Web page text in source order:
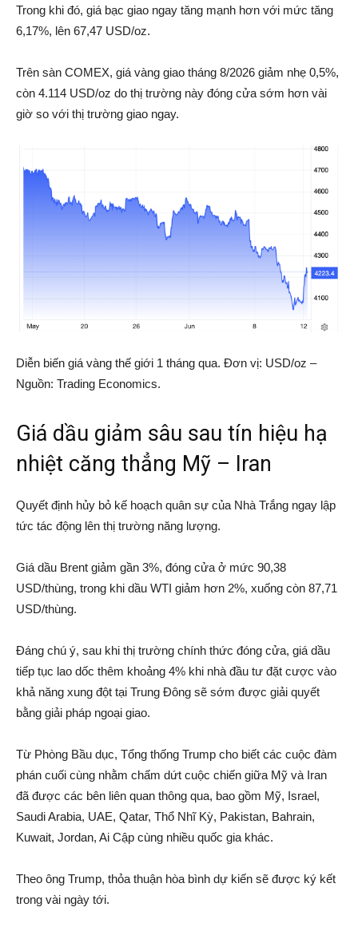
Trong khi đó, giá bạc giao ngay tăng mạnh hơn với mức tăng
6,17%, lên 67,47 USD/oz.
Trên sàn COMEX, giá vàng giao tháng 8/2026 giảm nhẹ 0,5%,
còn 4.114 USD/oz do thị trường này đóng cửa sớm hơn vài
giờ so với thị trường giao ngay.
Diễn biến giá vàng thế giới 1 tháng qua. Đơn vị: USD/oz –
Nguồn: Trading Economics.
Giá dầu giảm sâu sau tín hiệu hạ
nhiệt căng thẳng Mỹ – Iran
Quyết định hủy bỏ kế hoạch quân sự của Nhà Trắng ngay lập
tức tác động lên thị trường năng lượng.
Giá dầu Brent giảm gần 3%, đóng cửa ở mức 90,38
USD/thùng, trong khi dầu WTI giảm hơn 2%, xuống còn 87,71
USD/thùng.
Đáng chú ý, sau khi thị trường chính thức đóng cửa, giá dầu
tiếp tục lao dốc thêm khoảng 4% khi nhà đầu tư đặt cược vào
khả năng xung đột tại Trung Đông sẽ sớm được giải quyết
bằng giải pháp ngoại giao.
Từ Phòng Bầu dục, Tổng thống Trump cho biết các cuộc đàm
phán cuối cùng nhằm chấm dứt cuộc chiến giữa Mỹ và Iran
đã được các bên liên quan thông qua, bao gồm Mỹ, Israel,
Saudi Arabia, UAE, Qatar, Thổ Nhĩ Kỳ, Pakistan, Bahrain,
Kuwait, Jordan, Ai Cập cùng nhiều quốc gia khác.
Theo ông Trump, thỏa thuận hòa bình dự kiến sẽ được ký kết
trong vài ngày tới.